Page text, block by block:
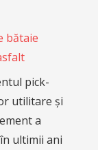
bătaie
pick-
utilitare și
a
ultimii ani